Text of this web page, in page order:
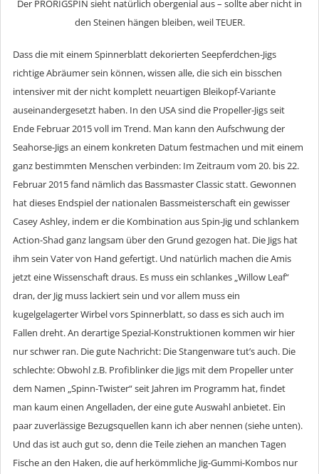
Der PRORIGSPIN sieht natürlich obergenial aus – sollte aber nicht in
den Steinen hängen bleiben, weil TEUER.
Dass die mit einem Spinnerblatt dekorierten Seepferdchen-Jigs
richtige Abräumer sein können, wissen alle, die sich ein bisschen
intensiver mit der nicht komplett neuartigen Bleikopf-Variante
auseinandergesetzt haben. In den USA sind die Propeller-Jigs seit
Ende Februar 2015 voll im Trend. Man kann den Aufschwung der
Seahorse-Jigs an einem konkreten Datum festmachen und mit einem
ganz bestimmten Menschen verbinden: Im Zeitraum vom 20. bis 22.
Februar 2015 fand nämlich das Bassmaster Classic statt. Gewonnen
hat dieses Endspiel der nationalen Bassmeisterschaft ein gewisser
Casey Ashley, indem er die Kombination aus Spin-Jig und schlankem
Action-Shad ganz langsam über den Grund gezogen hat. Die Jigs hat
ihm sein Vater von Hand gefertigt. Und natürlich machen die Amis
jetzt eine Wissenschaft draus. Es muss ein schlankes „Willow Leaf“
dran, der Jig muss lackiert sein und vor allem muss ein
kugelgelagerter Wirbel vors Spinnerblatt, so dass es sich auch im
Fallen dreht. An derartige Spezial-Konstruktionen kommen wir hier
nur schwer ran. Die gute Nachricht: Die Stangenware tut’s auch. Die
schlechte: Obwohl z.B. Profiblinker die Jigs mit dem Propeller unter
dem Namen „Spinn-Twister“ seit Jahren im Programm hat, findet
man kaum einen Angelladen, der eine gute Auswahl anbietet. Ein
paar zuverlässige Bezugsquellen kann ich aber nennen (siehe unten).
Und das ist auch gut so, denn die Teile ziehen an manchen Tagen
Fische an den Haken, die auf herkömmliche Jig-Gummi-Kombos nur